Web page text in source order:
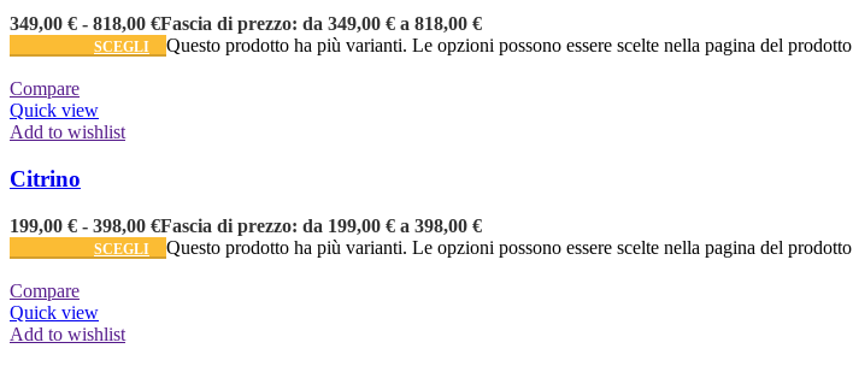
349,00 € - 818,00 €Fascia di prezzo: da 349,00 € a 818,00 €
SCEGLI Questo prodotto ha più varianti. Le opzioni possono essere scelte nella pagina del prodotto
Compare
Quick view
Add to wishlist
Citrino
199,00 € - 398,00 €Fascia di prezzo: da 199,00 € a 398,00 €
SCEGLI Questo prodotto ha più varianti. Le opzioni possono essere scelte nella pagina del prodotto
Compare
Quick view
Add to wishlist